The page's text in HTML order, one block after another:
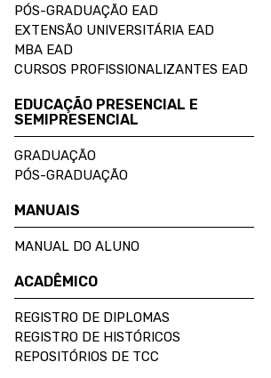
PÓS-GRADUAÇÃO EAD
EXTENSÃO UNIVERSITÁRIA EAD
MBA EAD
CURSOS PROFISSIONALIZANTES EAD
EDUCAÇÃO PRESENCIAL E
SEMIPRESENCIAL
GRADUAÇÃO
PÓS-GRADUAÇÃO
MANUAIS
MANUAL DO ALUNO
ACADÊMICO
REGISTRO DE DIPLOMAS
REGISTRO DE HISTÓRICOS
REPOSITÓRIOS DE TCC